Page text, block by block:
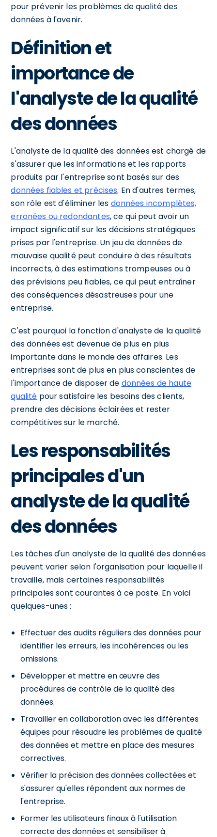
pour prévenir les problèmes de qualité des
données à l'avenir.
Définition et
importance de
l'analyste de la qualité
des données
L'analyste de la qualité des données est chargé de
s'assurer que les informations et les rapports
produits par l'entreprise sont basés sur des
données fiables et précises. En d'autres termes,
son rôle est d'éliminer les données incomplètes,
erronées ou redondantes, ce qui peut avoir un
impact significatif sur les décisions stratégiques
prises par l'entreprise. Un jeu de données de
mauvaise qualité peut conduire à des résultats
incorrects, à des estimations trompeuses ou à
des prévisions peu fiables, ce qui peut entraîner
des conséquences désastreuses pour une
entreprise.
C'est pourquoi la fonction d'analyste de la qualité
des données est devenue de plus en plus
importante dans le monde des affaires. Les
entreprises sont de plus en plus conscientes de
l'importance de disposer de données de haute
qualité pour satisfaire les besoins des clients,
prendre des décisions éclairées et rester
compétitives sur le marché.
Les responsabilités
principales d'un
analyste de la qualité
des données
Les tâches d'un analyste de la qualité des données
peuvent varier selon l'organisation pour laquelle il
travaille, mais certaines responsabilités
principales sont courantes à ce poste. En voici
quelques-unes :
Effectuer des audits réguliers des données pour
identifier les erreurs, les incohérences ou les
omissions.
Développer et mettre en œuvre des
procédures de contrôle de la qualité des
données.
Travailler en collaboration avec les différentes
équipes pour résoudre les problèmes de qualité
des données et mettre en place des mesures
correctives.
Vérifier la précision des données collectées et
s'assurer qu'elles répondent aux normes de
l'entreprise.
Former les utilisateurs finaux à l'utilisation
correcte des données et sensibiliser à